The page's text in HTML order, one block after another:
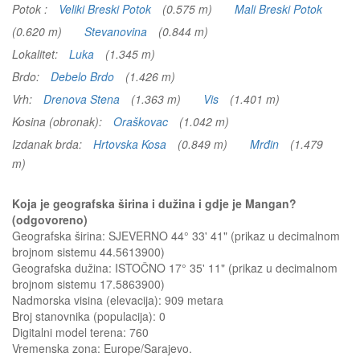
Potok :
Veliki Breski Potok (0.575 m)
Mali Breski Potok
(0.620 m)
Stevanovina
(0.844 m)
Lokalitet:
Luka
(1.345 m)
Brdo:
Debelo Brdo
(1.426 m)
Vrh:
Drenova Stena (1.363 m) Vis
(1.401 m)
Kosina (obronak):
Oraškovac
(1.042 m)
Izdanak brda:
Hrtovska Kosa (0.849 m) Mrđin
(1.479
m)
Koja je geografska širina i dužina i gdje je Mangan?
(odgovoreno)
Geografska širina: SJEVERNO 44° 33' 41" (prikaz u decimalnom
brojnom sistemu 44.5613900)
Geografska dužina: ISTOČNO 17° 35' 11" (prikaz u decimalnom
brojnom sistemu 17.5863900)
Nadmorska visina (elevacija): 909 metara
Broj stanovnika (populacija): 0
Digitalni model terena: 760
Vremenska zona: Europe/Sarajevo.